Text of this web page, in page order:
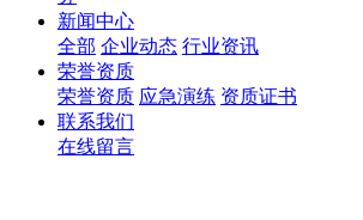
新闻中心
全部 企业动态 行业资讯
荣誉资质
荣誉资质 应急演练 资质证书
联系我们
在线留言